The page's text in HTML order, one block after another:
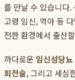
를 만날 수 있습니다.
고령 임신, 역아 등
전한 환경에서 출산
까다로운 임신성당
회전술, 그리고 세심